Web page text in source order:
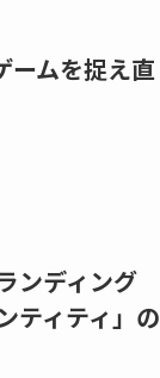
ームを捉え直
ンディング
ティティ」の